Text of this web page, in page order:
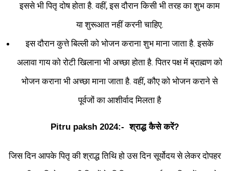
इससे भी पितृ दोष होता है. वहीं, इस दौरान किसी भी तरह का शुभ काम
या शुरूआत नहीं करनी चाहिए.
इस दौरान कुत्ते बिल्ली को भोजन कराना शुभ माना जाता है. इसके
अलावा गाय को रोटी खिलाना भी अच्छा होता है. पितर पक्ष में ब्राह्मण को
भोजन कराना भी अच्छा माना जाता है. वहीं, कौए को भोजन कराने से
पूर्वजों का आशीर्वाद मिलता है
Pitru paksh 2024:- श्राद्ध कैसे करें?
जिस दिन आपके पितृ की श्राद्ध तिथि हो उस दिन सूर्योदय से लेकर दोपहर